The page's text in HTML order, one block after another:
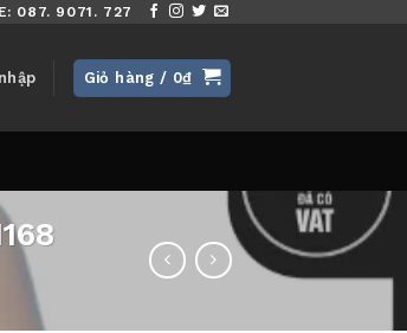
087. 9071. 727
Giỏ hàng / 0₫